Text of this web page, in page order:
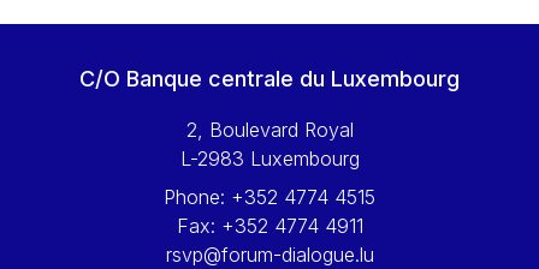
Walter Hagg
Wolfgang Ketterle
Yossi Beillin
Yves FRANCHET
C/O Banque centrale du Luxembourg
2, Boulevard Royal
L-2983 Luxembourg
Phone: +352 4774 4515
Fax: +352 4774 4911
rsvp@forum-dialogue.lu